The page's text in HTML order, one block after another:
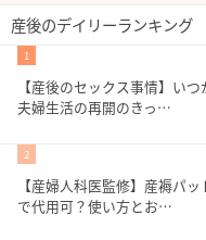
産後のデイリーランキング
1
【産後のセックス事情】い
夫婦生活の再開のきっ…
2
【産婦人科医監修】産褥パ
で代用可？使い方とお…